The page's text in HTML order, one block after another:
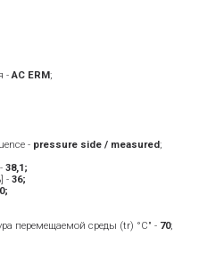
-AC ERM;
- pressure side / measured;
38,1;
- 36;
;
перемещаемой среды (tr) °C" - 70;